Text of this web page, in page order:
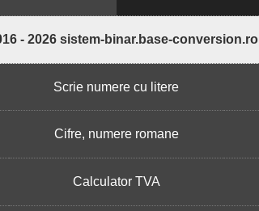
- 2026 sistem-binar.base-conversion.ro
Scrie numere cu litere
Cifre, numere romane
Calculator TVA